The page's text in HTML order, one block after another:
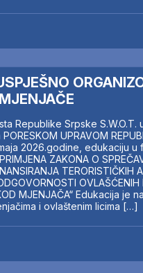
Republike Srpske S.W.O.T.
UPRAVOM
2026.godine, edukaciju u
ZAKONA O
TERORISTIČKIH
MJENJAČA“ Edukacija je
i ovlaštenim licima […]